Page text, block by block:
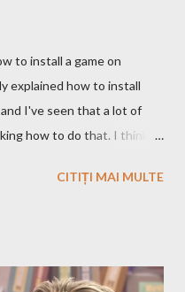
to install a game on
explained how to install
I've seen that a lot of
how to do that. I think
you to play it also in Linux,
from which to download
CITIȚI MAI MULTE